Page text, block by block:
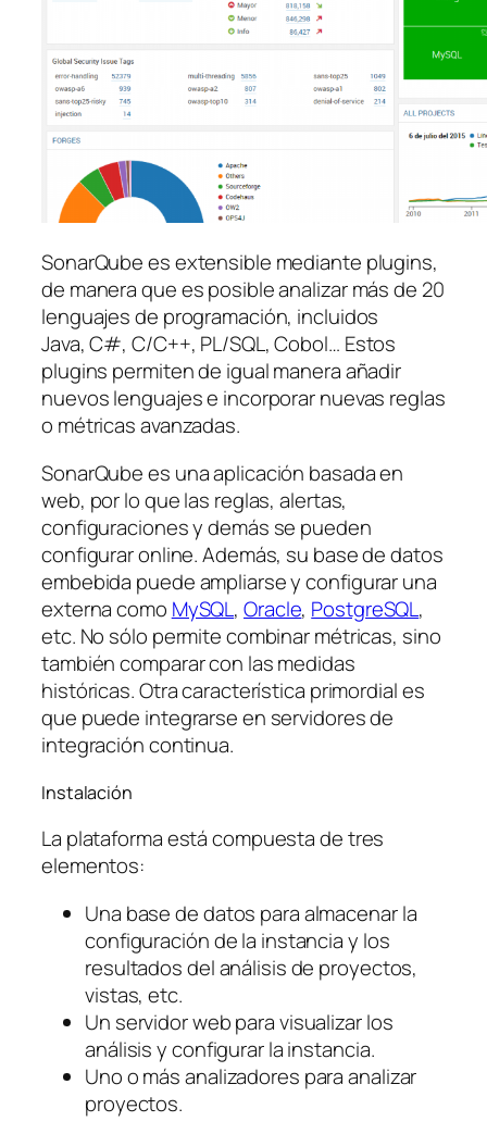
SonarQube es extensible mediante plugins,
de manera que es posible analizar más de 20
lenguajes de programación, incluidos
Java, C#, C/C++, PL/SQL, Cobol… Estos
plugins permiten de igual manera añadir
nuevos lenguajes e incorporar nuevas reglas
o métricas avanzadas.
SonarQube es una aplicación basada en
web, por lo que las reglas, alertas,
configuraciones y demás se pueden
configurar online. Además, su base de datos
embebida puede ampliarse y configurar una
externa como MySQL,Oracle, PostgreSQL,
etc. No sólo permite combinar métricas, sino
también comparar con las medidas
históricas. Otra característica primordial es
que puede integrarse en servidores de
integración continua.
Instalación
La plataforma está compuesta de tres
elementos:
Una base de datos para almacenar la
configuración de la instancia y los
resultados del análisis de proyectos,
vistas, etc.
Un servidor web para visualizar los
análisis y configurar la instancia.
Uno o más analizadores para analizar
proyectos.